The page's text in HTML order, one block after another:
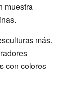
muestra
más.
con colores